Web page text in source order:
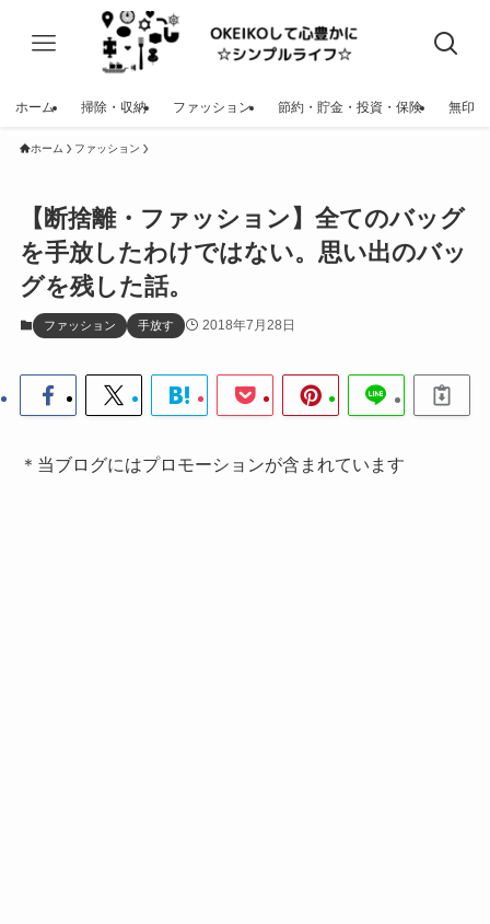
ホーム 掃除・収納 ファッション 節約・貯金・投資・保険 無印
ホーム ファッション
【断捨離・ファッション】全てのバッグ
を手放したわけではない。思い出のバッ
グを残した話。
ファッション 手放す 2018年7月28日
＊当ブログにはプロモーションが含まれています